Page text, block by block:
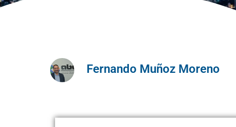
Fernando Muñoz Moreno